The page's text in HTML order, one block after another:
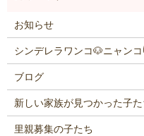
お知らせ
シンデレラワンコ🐶ニャン
ブログ
新しい家族が見つかった子た
里親募集の子たち